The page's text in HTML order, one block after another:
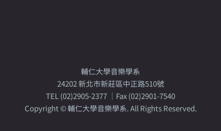
輔仁大學音樂學系
24202 新北市新莊區中正路510號
TEL (02)2905-2377 │Fax (02)2901-7540
Copyright © 輔仁大學音樂學系. All Rights Reserved.